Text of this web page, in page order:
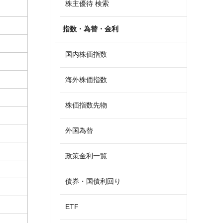
株主優待 検索
指数・為替・金利
国内株価指数
海外株価指数
株価指数先物
外国為替
政策金利一覧
債券・国債利回り
ETF